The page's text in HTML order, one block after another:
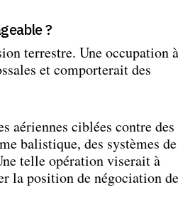
?
terrestre. Une occupation à
et comporterait des
aériennes ciblées contre des
balistique, des systèmes de
telle opération viserait à
la position de négociation de